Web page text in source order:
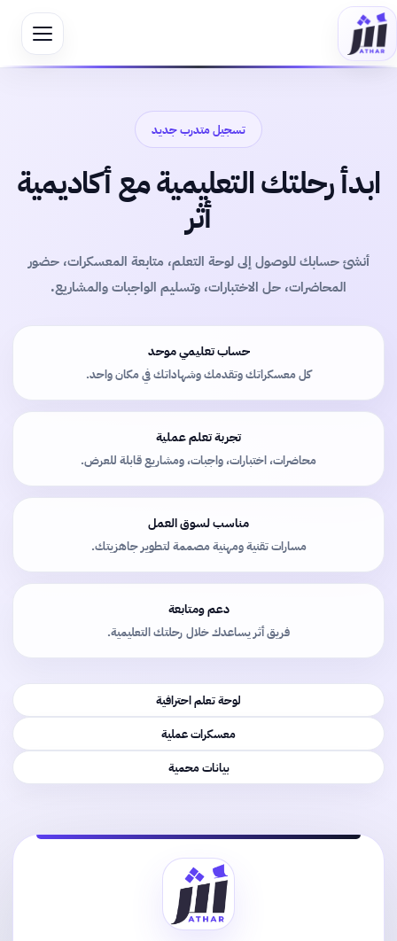
تسجيل متدرب جديد
ابدأ رحلتك التعليمية مع أكاديمية
أثر
أنشئ حسابك للوصول إلى لوحة التعلم، متابعة المعسكرات، حضور
المحاضرات، حل الاختبارات، وتسليم الواجبات والمشاريع.
حساب تعليمي موحد
كل معسكراتك وتقدمك وشهاداتك في مكان واحد.
تجربة تعلم عملية
محاضرات، اختبارات، واجبات، ومشاريع قابلة للعرض.
مناسب لسوق العمل
مسارات تقنية ومهنية مصممة لتطوير جاهزيتك.
دعم ومتابعة
فريق أثر يساعدك خلال رحلتك التعليمية.
لوحة تعلم احترافية
معسكرات عملية
بيانات محمية